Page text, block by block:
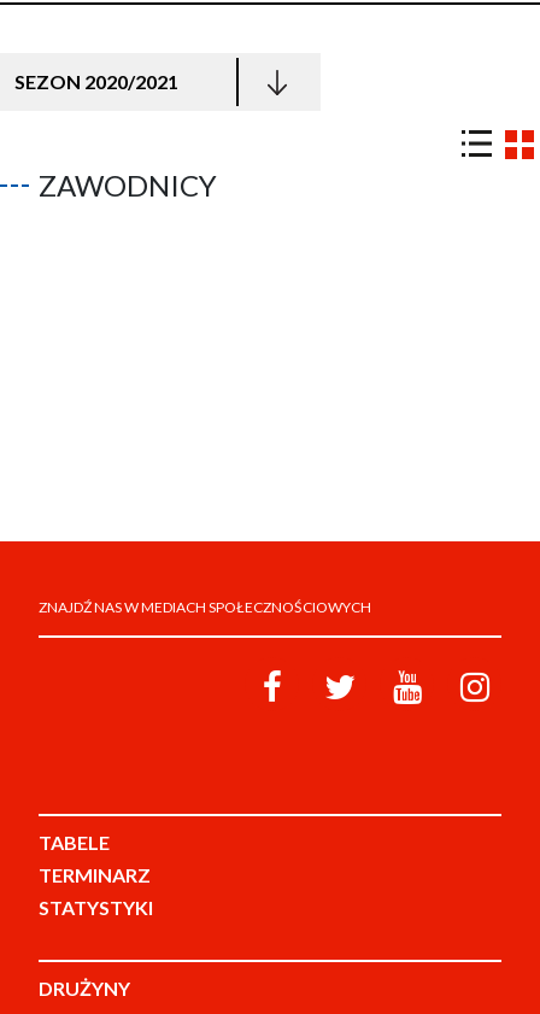
SEZON 2020/2021
ZAWODNICY
ZNAJDŹ NAS W MEDIACH SPOŁECZNOŚCIOWYCH
TABELE
TERMINARZ
STATYSTYKI
DRUŻYNY